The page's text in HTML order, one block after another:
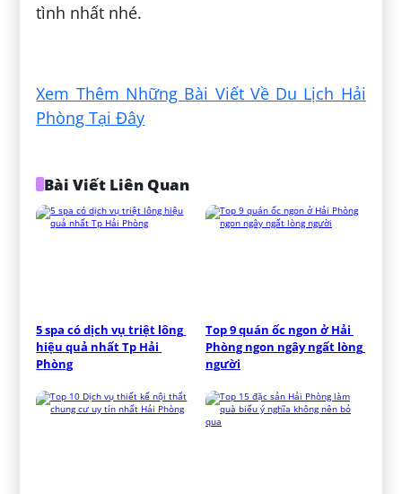
tình nhất nhé.
Xem Thêm Những Bài Viết Về Du Lịch Hải
Phòng Tại Đây
Bài Viết Liên Quan
5 spa có dịch vụ triệt lông
hiệu quả nhất Tp Hải
Phòng
Top 9 quán ốc ngon ở Hải
Phòng ngon ngây ngất lòng
người